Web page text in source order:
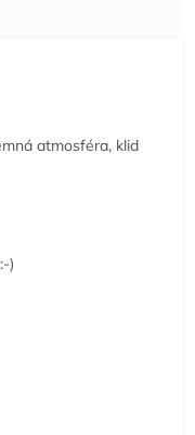
5 hvězdiček.
atmosféra, klid
5 hvězdiček.
)
5 hvězdiček.